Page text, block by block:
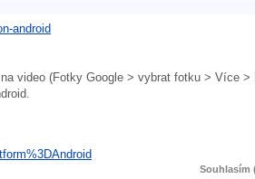
android
video (Fotky Google > vybrat fotku > Více
Souhlasím